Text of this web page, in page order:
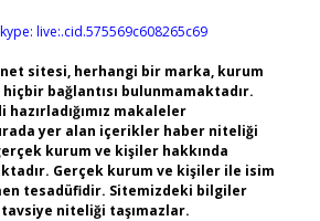
live:.cid.575569c608265c69
sitesi, herhangi bir marka, kurum
bağlantısı bulunmamaktadır.
hazırladığımız makaleler
yer alan içerikler haber niteliği
kurum ve kişiler hakkında
Gerçek kurum ve kişiler ile isim
tesadüfidir. Sitemizdeki bilgiler
niteliği taşımazlar.